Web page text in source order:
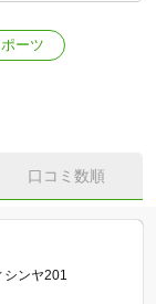
ーツ
口コミ数順
シンヤ201